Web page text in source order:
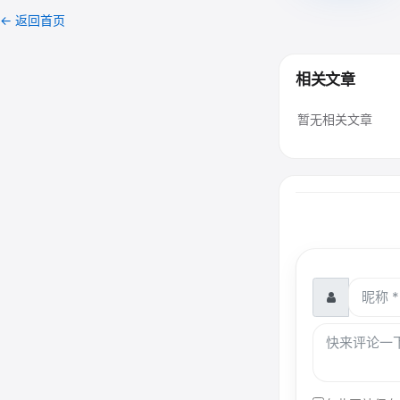
← 返回首页
相关文章
暂无相关文章